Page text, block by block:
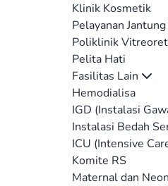
Klinik Kosmetik
Pelayanan
Poliklinik
Pelita Hati
Fasilitas Lain
Hemodialisa
IGD (Instalasi
Instalasi Bedah
ICU (Intensive
Komite RS
Maternal dan